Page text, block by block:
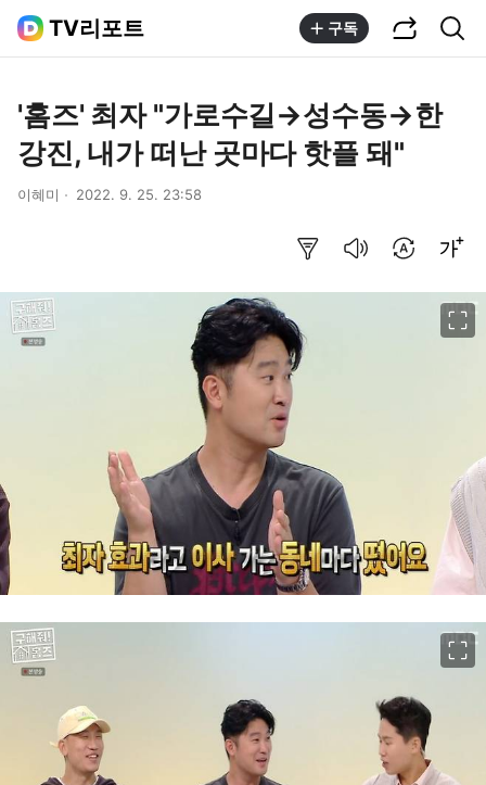
TV리포트 구독
'홈즈' 최자 "가로수길→성수동→한
강진, 내가 떠난 곳마다 핫플 돼"
이혜미 2022. 9. 25. 23:58